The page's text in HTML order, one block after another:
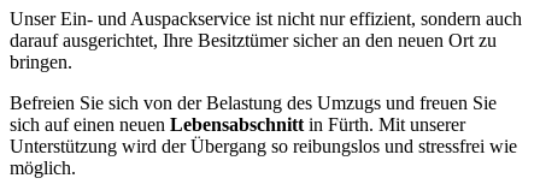
Unser Ein- und Auspackservice ist nicht nur effizient, sondern auch
darauf ausgerichtet, Ihre Besitztümer sicher an den neuen Ort zu
bringen.
Befreien Sie sich von der Belastung des Umzugs und freuen Sie
sich auf einen neuen Lebensabschnitt in Fürth. Mit unserer
Unterstützung wird der Übergang so reibungslos und stressfrei wie
möglich.